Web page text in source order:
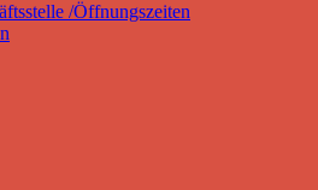
/Öffnungszeiten